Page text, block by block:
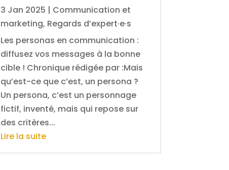
3 Jan 2025 | Communication et
marketing, Regards d’expert·e·s
Les personas en communication :
diffusez vos messages à la bonne
cible ! Chronique rédigée par :Mais
qu’est-ce que c’est, un persona ?
Un persona, c’est un personnage
fictif, inventé, mais qui repose sur
des critères...
Lire la suite